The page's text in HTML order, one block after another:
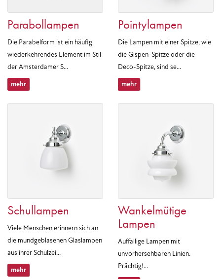
Parabollampen
Die Parabelform ist ein häufig
wiederkehrendes Element im Stil
der Amsterdamer S...
mehr
Pointylampen
Die Lampen mit einer Spitze, wie
die Gispen-Spitze oder die
Deco-Spitze, sind se...
mehr
Schullampen
Viele Menschen erinnern sich an
die mundgeblasenen Glaslampen
aus ihrer Schulzei...
mehr
Wankelmütige
Lampen
Auffällige Lampen mit
unvorhersehbaren Linien.
Prächtig!...